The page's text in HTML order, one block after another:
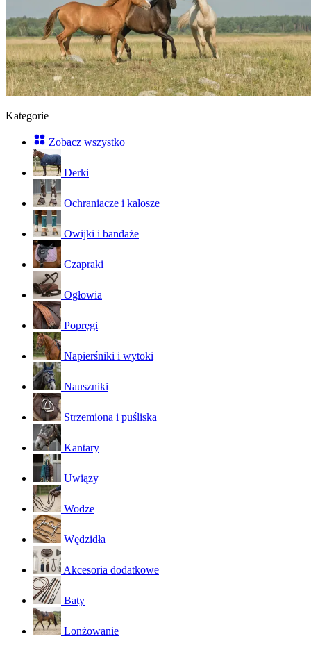
Kategorie
Zobacz wszystko
Derki
Ochraniacze i kalosze
Owijki i bandaże
Czapraki
Ogłowia
Popręgi
Napierśniki i wytoki
Nauszniki
Strzemiona i puśliska
Kantary
Uwiązy
Wodze
Wędzidła
Akcesoria dodatkowe
Baty
Lonżowanie